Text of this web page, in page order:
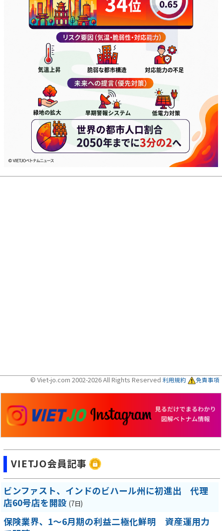
© Viet-jo.com 2002-2026 All Rights Reserved 利用規約 免責事項
VIETJO会員記事
ビンファスト、インドのビハール州に初進出 代理
店60号店を開設 (7日)
保険業界、1～6月期の利益二極化鮮明 資産運用力